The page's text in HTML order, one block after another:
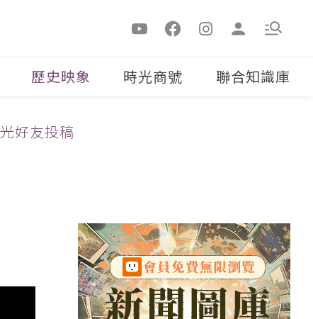
歷史映象 時光商號 聯合知識庫
好友投稿